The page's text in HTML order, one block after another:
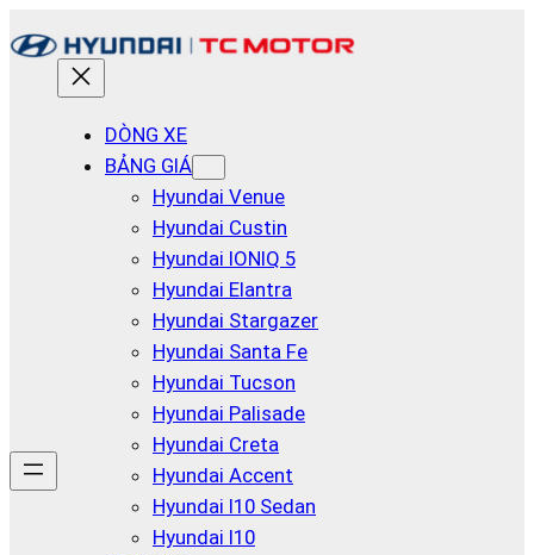
đến
DÒNG XE
BẢNG GIÁ
Hyundai Venue
Hyundai Custin
Hyundai IONIQ 5
Hyundai Elantra
Hyundai Stargazer
Hyundai Santa Fe
Hyundai Tucson
Hyundai Palisade
Hyundai Creta
Hyundai Accent
Hyundai I10 Sedan
Hyundai I10